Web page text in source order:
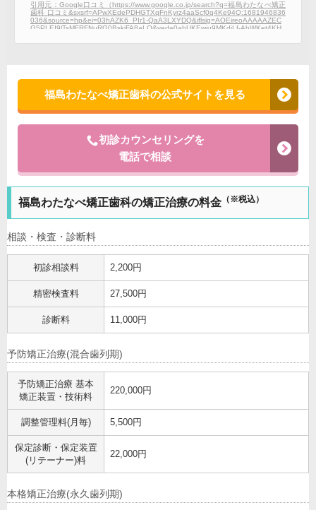
引用元：Google口コミ（https://www.google.co.jp/search?q=福島わたなべ矯正
歯科 口コミ&sxsrf=APwXEdePDHGTXqFnKyrz4aaScf0q4Ke94Q:1681946836
036&source=hp&ei=03hAZK6_PIr1-QaA3LXYDQ&iflsig=AOEireoAAAAAZEC
G5PLEI9lTsMFRFNuRG0BskiFA8aLO&ved=0ahUKEwju9MKdjLf-AhWKet4KH
d3Mtd2l6EAMyBQgAEKIEMgUIABCiBDIFCAAQogQyBQgAEKIEOgcIIxDqAhA
福島わたなべ矯正歯科の公式サイトを見る
初診カウンセリングを
電話で相談
福島わたなべ矯正歯科の矯正治療の料金 （※税込）
相談・検査・診断料
初診相談料 2,200円
精密検査料 27,500円
診断料 11,000円
予防矯正治療(混合歯列期)
予防矯正治療 基本
矯正装置・技術料
220,000円
調整管理料(月毎) 5,500円
保定診断・保定装置
(リテーナー)料
22,000円
本格矯正治療(永久歯列期)